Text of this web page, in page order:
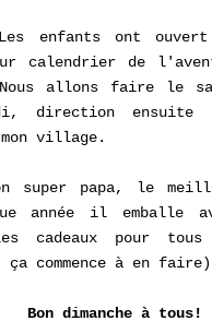
enfants ont
calendrier de
allons faire le
direction ensuite
mon village.
super papa, le
année il emballe
cadeaux pour
commence à en
Bon dimanche à tous!